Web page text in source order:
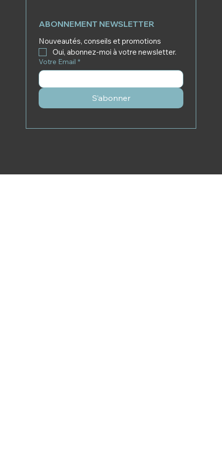
ABONNEMENT NEWSLETTER
Nouveautés, conseils et promotions
Oui, abonnez-moi à votre newsletter.
Votre Email *
S’abonner